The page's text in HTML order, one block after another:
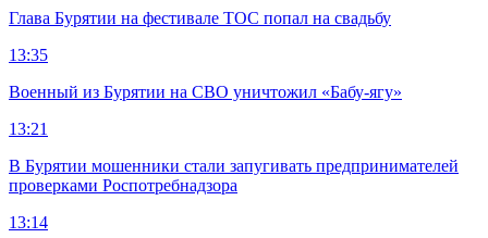
Глава Бурятии на фестивале ТОС попал на свадьбу
13:35
Военный из Бурятии на СВО уничтожил «Бабу-ягу»
13:21
В Бурятии мошенники стали запугивать предпринимателей
проверками Роспотребнадзора
13:14